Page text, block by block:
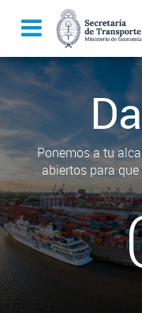
Ponemos a tu
abiertos para